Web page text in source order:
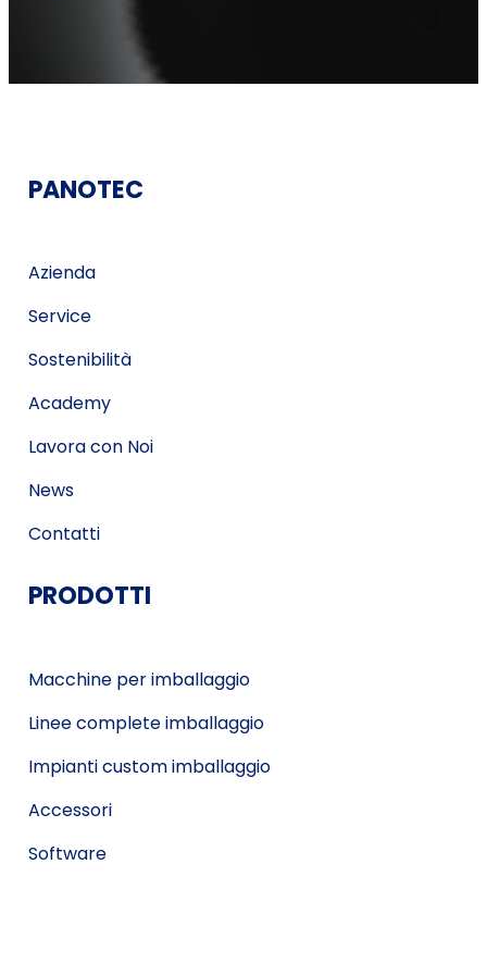
PANOTEC
Azienda
Service
Sostenibilità
Academy
Lavora con Noi
News
Contatti
PRODOTTI
Macchine per imballaggio
Linee complete imballaggio
Impianti custom imballaggio
Accessori
Software